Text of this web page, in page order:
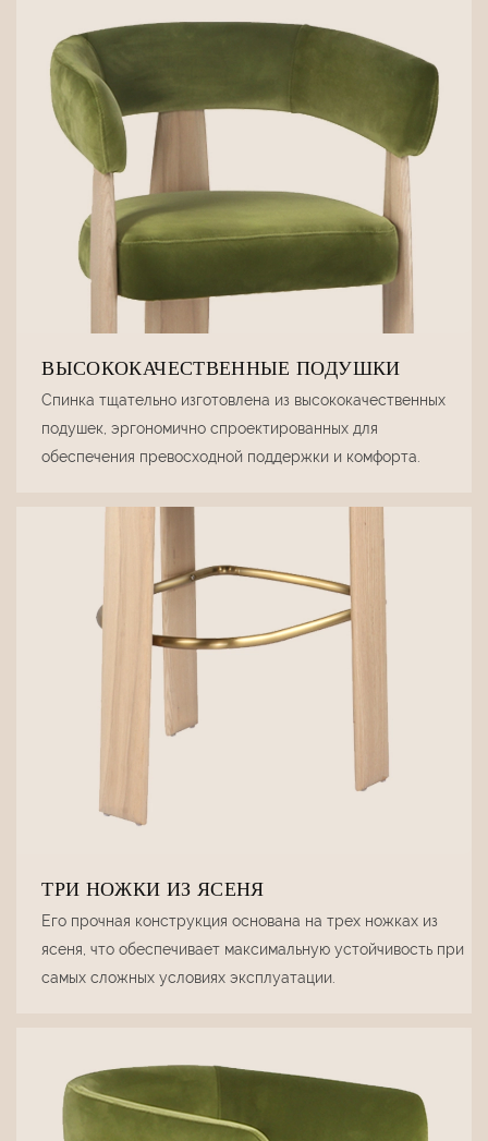
ВЫСОКОКАЧЕСТВЕННЫЕ ПОДУШКИ
Спинка тщательно изготовлена ​​из высококачественных
подушек, эргономично спроектированных для
обеспечения превосходной поддержки и комфорта.
ТРИ НОЖКИ ИЗ ЯСЕНЯ
Его прочная конструкция основана на трех ножках из
ясеня, что обеспечивает максимальную устойчивость при
самых сложных условиях эксплуатации.